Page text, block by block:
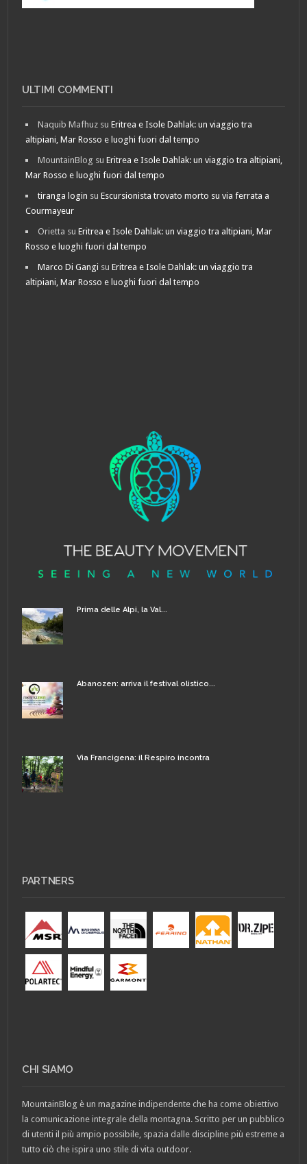
ULTIMI COMMENTI
Naquib Mafhuz suEritrea e Isole Dahlak: un viaggio tra
altipiani, Mar Rosso e luoghi fuori dal tempo
MountainBlog suEritrea e Isole Dahlak: un viaggio tra altipiani,
Mar Rosso e luoghi fuori dal tempo
tiranga login suEscursionista trovato morto su via ferrata a
Courmayeur
Orietta suEritrea e Isole Dahlak: un viaggio tra altipiani, Mar
Rosso e luoghi fuori dal tempo
Marco Di Gangi suEritrea e Isole Dahlak: un viaggio tra
altipiani, Mar Rosso e luoghi fuori dal tempo
Prima delle Alpi, la Val...
Abanozen: arriva il festival olistico...
Via Francigena: il Respiro incontra
PARTNERS
CHI SIAMO
MountainBlog è un magazine indipendente che ha come obiettivo
la comunicazione integrale della montagna. Scritto per un pubblico
di utenti il più ampio possibile, spazia dalle discipline più estreme a
tutto ciò che ispira uno stile di vita outdoor.